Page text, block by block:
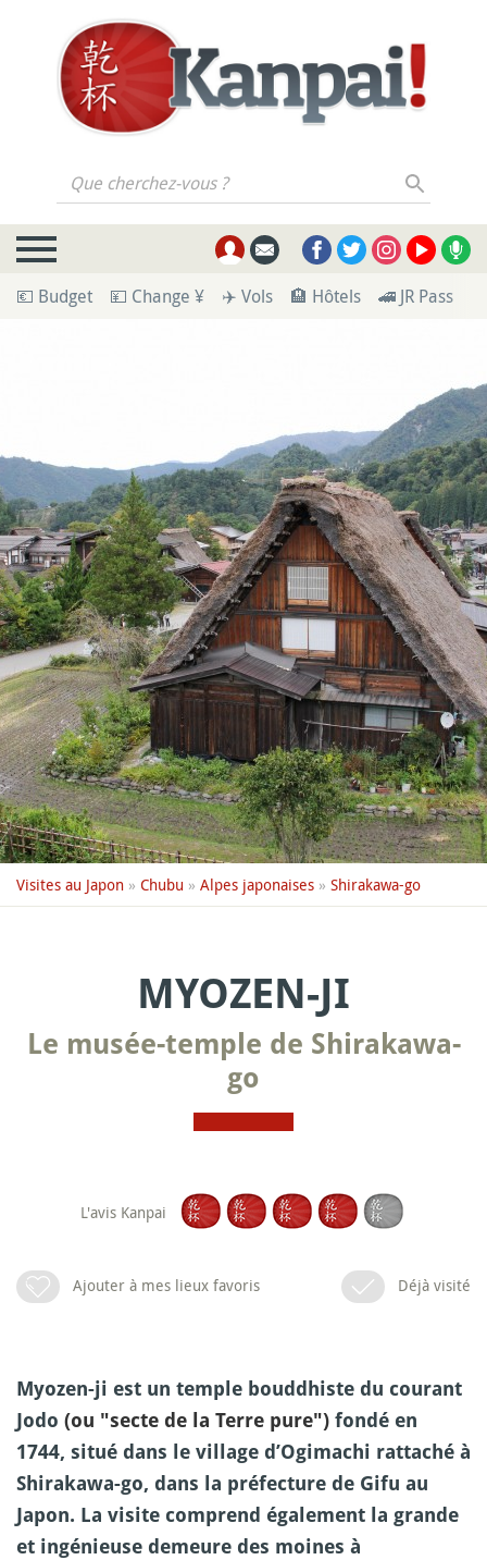
Que cherchez-vous ?
💶 Budget 💴 Change ¥ ✈️ Vols 🏨 Hôtels 🚄 JR Pass
Visites au Japon » Chubu » Alpes japonaises » Shirakawa-go
MYOZEN-JI
Le musée-temple de Shirakawa-
go
L'avis Kanpai
Ajouter à mes lieux favoris Déjà visité
Myozen-ji est un temple bouddhiste du courant
Jodo (ou "secte de la Terre pure") fondé en
1744, situé dans le village d’Ogimachi rattaché à
Shirakawa-go, dans la préfecture de Gifu au
Japon. La visite comprend également la grande
et ingénieuse demeure des moines à